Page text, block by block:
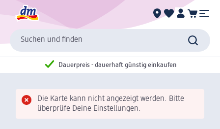
Suchen und finden
Dauerpreis - dauerhaft günstig einkaufen
Die Karte kann nicht angezeigt werden. Bitte
überprüfe Deine Einstellungen.